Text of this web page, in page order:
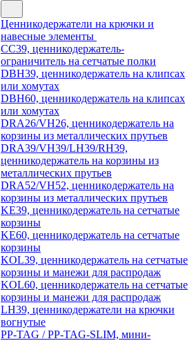
Ценникодержатели на крючки и
навесные элементы
CC39, ценникодержатель-
ограничитель на сетчатые полки
DBH39, ценникодержатель на клипсах
или хомутах
DBH60, ценникодержатель на клипсах
или хомутах
DRA26/VH26, ценникодержатель на
корзины из металлических прутьев
DRA39/VH39/LH39/RH39,
ценникодержатель на корзины из
металлических прутьев
DRA52/VH52, ценникодержатель на
корзины из металлических прутьев
KE39, ценникодержатель на сетчатые
корзины
KE60, ценникодержатель на сетчатые
корзины
KOL39, ценникодержатель на сетчатые
корзины и манежи для распродаж
KOL60, ценникодержатель на сетчатые
корзины и манежи для распродаж
LH39, ценникодержатели на крючки
вогнутые
PP-TAG / PP-TAG-SLIM, мини-